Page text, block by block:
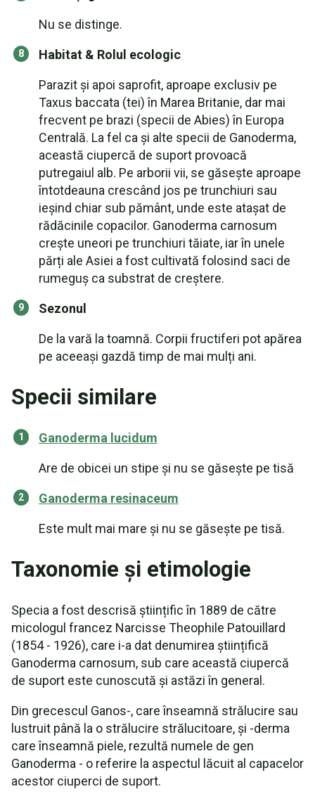
Nu se distinge.
Habitat & Rolul ecologic
Parazit și apoi saprofit, aproape exclusiv pe
Taxus baccata (tei) în Marea Britanie, dar mai
frecvent pe brazi (specii de Abies) în Europa
Centrală. La fel ca și alte specii de Ganoderma,
această ciupercă de suport provoacă
putregaiul alb. Pe arborii vii, se găsește aproape
întotdeauna crescând jos pe trunchiuri sau
ieșind chiar sub pământ, unde este atașat de
rădăcinile copacilor. Ganoderma carnosum
crește uneori pe trunchiuri tăiate, iar în unele
părți ale Asiei a fost cultivată folosind saci de
rumeguș ca substrat de creștere.
Sezonul
De la vară la toamnă. Corpii fructiferi pot apărea
pe aceeași gazdă timp de mai mulți ani.
Specii similare
Ganoderma lucidum
Are de obicei un stipe și nu se găsește pe tisă
Ganoderma resinaceum
Este mult mai mare și nu se găsește pe tisă.
Taxonomie și etimologie
Specia a fost descrisă științific în 1889 de către
micologul francez Narcisse Theophile Patouillard
(1854 - 1926), care i-a dat denumirea științifică
Ganoderma carnosum, sub care această ciupercă
de suport este cunoscută și astăzi în general.
Din grecescul Ganos-, care înseamnă strălucire sau
lustruit până la o strălucire strălucitoare, și -derma
care înseamnă piele, rezultă numele de gen
Ganoderma - o referire la aspectul lăcuit al capacelor
acestor ciuperci de suport.